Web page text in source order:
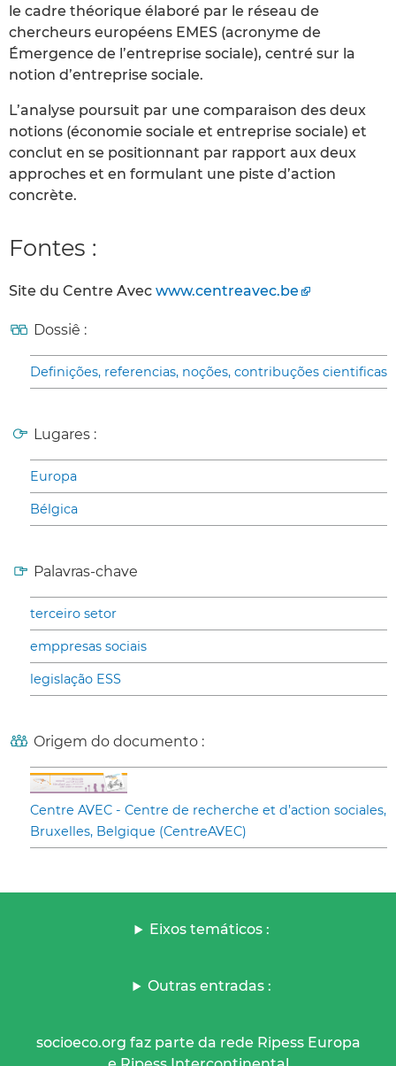
le cadre théorique élaboré par le réseau de
chercheurs européens EMES (acronyme de
Émergence de l’entreprise sociale), centré sur la
notion d’entreprise sociale.
L’analyse poursuit par une comparaison des deux
notions (économie sociale et entreprise sociale) et
conclut en se positionnant par rapport aux deux
approches et en formulant une piste d’action
concrète.
Fontes :
Site du Centre Avec www.centreavec.be
Dossiê :
Definições, referencias, noções, contribuções cientificas
Lugares :
Europa
Bélgica
Palavras-chave
terceiro setor
emppresas sociais
legislação ESS
Origem do documento :
Centre AVEC - Centre de recherche et d’action sociales,
Bruxelles, Belgique (CentreAVEC)
Eixos temáticos :
Outras entradas :
socioeco.org faz parte da rede Ripess Europa